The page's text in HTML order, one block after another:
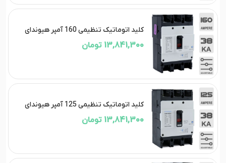
کلید اتوماتیک تنظیمی 160 آمپر هیوندای
13,841,300 تومان
کلید اتوماتیک تنظیمی 125 آمپر هیوندای
13,841,300 تومان